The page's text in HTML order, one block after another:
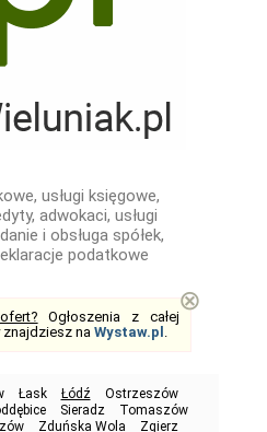
usługi księgowe,
adwokaci, usługi
i obsługa spółek,
podatkowe
Ogłoszenia z całej
znajdziesz na Wystaw.pl .
⊗
Łask Łódź
Ostrzeszów
Sieradz
Tomaszów
Zduńska Wola Zgierz